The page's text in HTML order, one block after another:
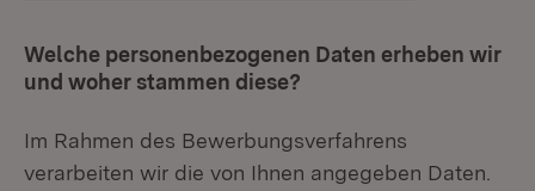
Welche personenbezogenen Daten erheben wir
und woher stammen diese?
Im Rahmen des Bewerbungsverfahrens
verarbeiten wir die von Ihnen angegeben Daten.